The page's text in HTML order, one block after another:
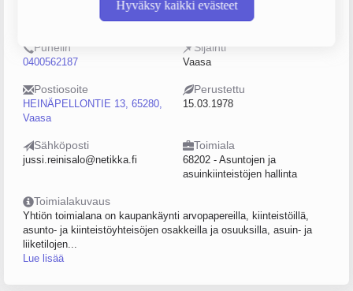
Hyväksy kaikki evästeet
Henkilöstömäärä
0–4
Puhelin
0400562187
Sijainti
Vaasa
Postiosoite
HEINÄPELLONTIE 13, 65280,
Vaasa
Perustettu
15.03.1978
Sähköposti
jussi.reinisalo@netikka.fi
Toimiala
68202 - Asuntojen ja
asuinkiinteistöjen hallinta
Toimialakuvaus
Yhtiön toimialana on kaupankäynti arvopapereilla, kiinteistöillä,
asunto- ja kiinteistöyhteisöjen osakkeilla ja osuuksilla, asuin- ja
liiketilojen...
Lue lisää